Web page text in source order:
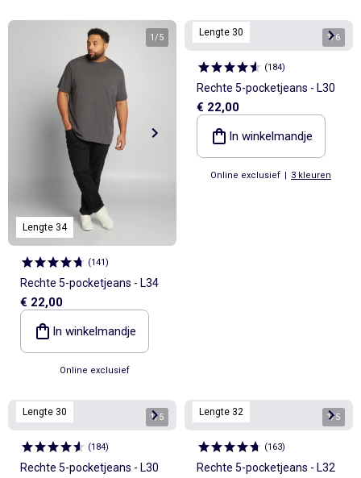
Lengte 34
1/5
(141)
Rechte 5-pocketjeans - L34
€ 22,00
In winkelmandje
Online exclusief
Lengte 30 1/6
(184)
Rechte 5-pocketjeans - L30
€ 22,00
In winkelmandje
Online exclusief | 3 kleuren
Lengte 30 1/5
(184)
Rechte 5-pocketjeans - L30
Lengte 32 1/5
(163)
Rechte 5-pocketjeans - L32